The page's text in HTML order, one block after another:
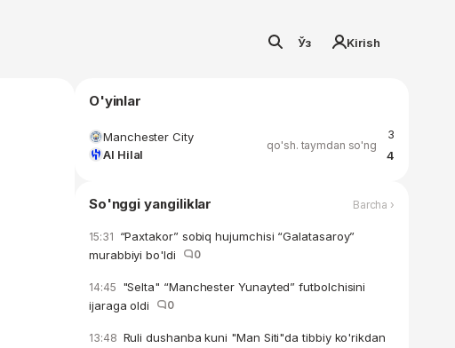
Ўз Kirish
O'yinlar
Manchester City
Al Hilal
qo'sh. taymdan so'ng
3
4
So'nggi yangiliklar Barcha ›
15:31 “Paxtakor” sobiq hujumchisi “Galatasaroy”
murabbiyi bo'ldi
0
14:45 "Selta" “Manchester Yunayted” futbolchisini
ijaraga oldi
0
13:48 Ruli dushanba kuni "Man Siti"da tibbiy ko'rikdan